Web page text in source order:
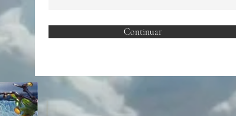
Continuar